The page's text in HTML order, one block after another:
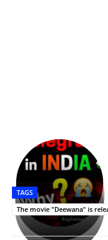
భగవంతుని
ప్రసాదం
తీర్థం..తులసీదళం
లేకుండా
అసంపూర్ణం
Upasana:
భర్తపై
రివెంజ్
తీర్చుకున్న
ఉపాసన..
పాపం
TAGS
The movie "Deewana" is